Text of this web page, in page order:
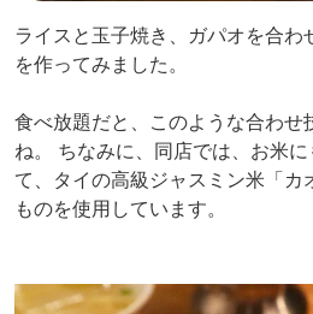
ライスと玉子焼き、ガパオを合わ
を作ってみました。
食べ放題だと、このような合わせ
ね。 ちなみに、同店では、お米
て、タイの高級ジャスミン米「カ
ものを使用しています。